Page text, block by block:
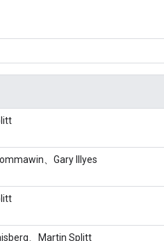
、Gary Illyes
、Martin Splitt